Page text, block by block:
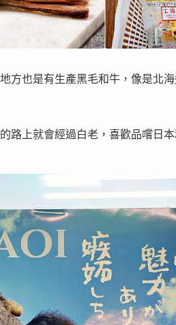
方也是有生產黑毛和牛，像是北
路上就會經過白老，喜歡品嚐日